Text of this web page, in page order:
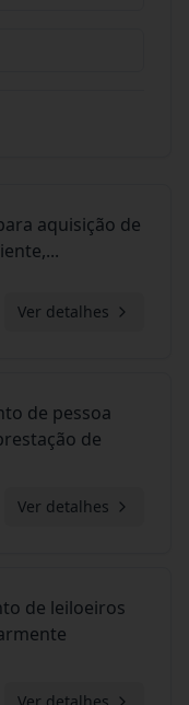
aquisição de
...
Ver detalhes
de pessoa
de
Ver detalhes
de leiloeiros